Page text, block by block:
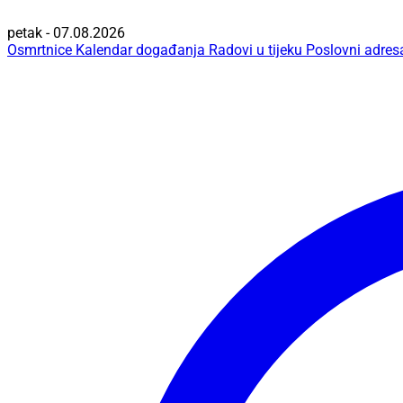
petak - 07.08.2026
Osmrtnice Kalendar događanja Radovi u tijeku Poslovni